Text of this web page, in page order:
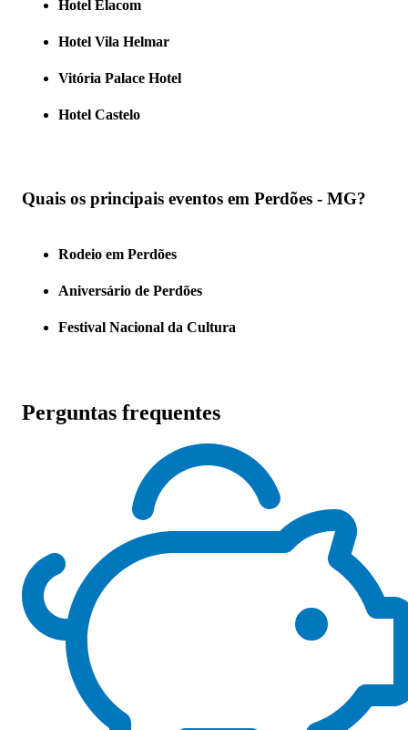
Hotel Elacom
Hotel Vila Helmar
Vitória Palace Hotel
Hotel Castelo
Quais os principais eventos em Perdões - MG?
Rodeio em Perdões
Aniversário de Perdões
Festival Nacional da Cultura
Perguntas frequentes